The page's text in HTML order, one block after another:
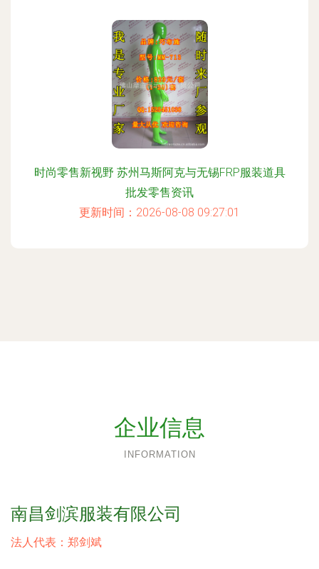
时尚零售新视野 苏州马斯阿克与无锡FRP服装道具
批发零售资讯
更新时间：2026-08-08 09:27:01
企业信息
INFORMATION
南昌剑滨服装有限公司
法人代表： 郑剑斌